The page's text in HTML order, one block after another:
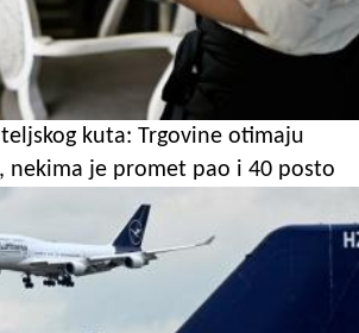
kuta: Trgovine otimaju
nekima je promet pao i 40 posto